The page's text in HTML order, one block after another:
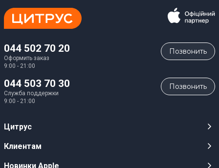
044 502 70 20
Оформить заказ
9:00 - 21:00
Позвонить
044 503 70 30
Служба поддержки
9:00 - 21:00
Позвонить
Цитрус
Карьера
Клиентам
Публичные оферты
Новинки Apple